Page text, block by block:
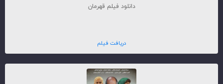
دانلود فیلم قهرمان
دریافت فیلم